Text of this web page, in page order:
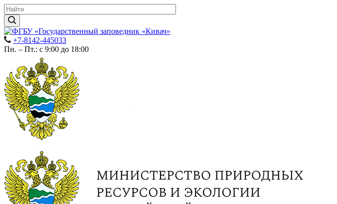
+7-8142-445033
Пн. – Пт.: с 9:00 до 18:00